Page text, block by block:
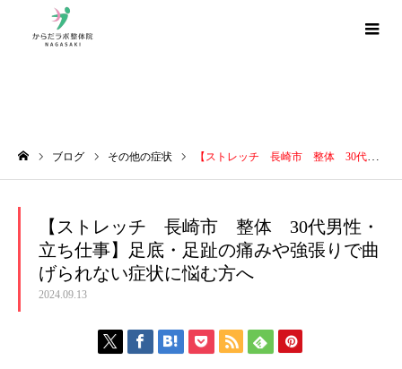
ブログ その他の症状 【ストレッチ 長崎市 整体 30代男性・立ち仕事】足底・足趾の痛みや強張りで曲げられない症状に悩む方へ
【ストレッチ 長崎市 整体 30代男性・
立ち仕事】足底・足趾の痛みや強張りで曲
げられない症状に悩む方へ
2024.09.13